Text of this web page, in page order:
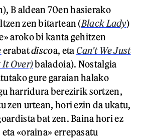
B aldean 70en hasierako
zen bitartean (Black Lady)
aroko bi kanta gehitzen
erabatdiscoa, eta Can't We Just
It Over)baladoia). Nostalgia
gure garaian halako
harridura berezirik sortzen,
zen urtean, hori ezin da ukatu,
bat zen. Baina hori ez
«oraina» errepasatu